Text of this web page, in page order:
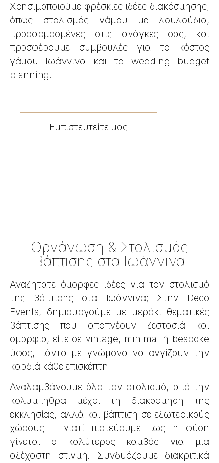
Χρησιμοποιούμε φρέσκιες ιδέες διακόσμησης,
όπως στολισμός γάμου με λουλούδια,
προσαρμοσμένες στις ανάγκες σας, και
προσφέρουμε συμβουλές για το κόστος
γάμου Ιωάννινα και το wedding budget
planning.
Εμπιστευτείτε μας
Οργάνωση & Στολισμός
Βάπτισης στα Ιωάννινα
Αναζητάτε όμορφες ιδέες για τον στολισμό
της βάπτισης στα Ιωάννινα; Στην Deco
Events, δημιουργούμε με μεράκι θεματικές
βάπτισης που αποπνέουν ζεστασιά και
ομορφιά, είτε σε vintage, minimal ή bespoke
ύφος, πάντα με γνώμονα να αγγίζουν την
καρδιά κάθε επισκέπτη.
Αναλαμβάνουμε όλο τον στολισμό, από την
κολυμπήθρα μέχρι τη διακόσμηση της
εκκλησίας, αλλά και βάπτιση σε εξωτερικούς
χώρους – γιατί πιστεύουμε πως η φύση
γίνεται ο καλύτερος καμβάς για μια
αξέχαστη στιγμή. Συνδυάζουμε διακριτικά